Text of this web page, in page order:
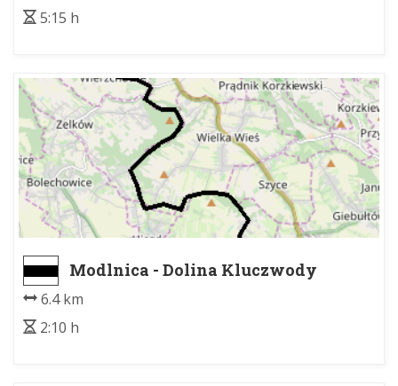
5:15 h
Modlnica - Dolina Kluczwody
6.4 km
2:10 h